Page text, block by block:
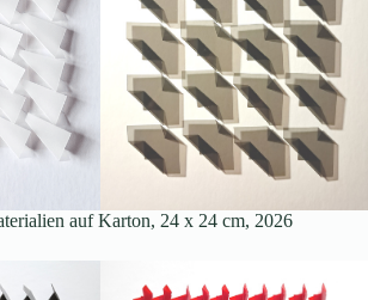
auf Karton, 24 x 24 cm, 2026